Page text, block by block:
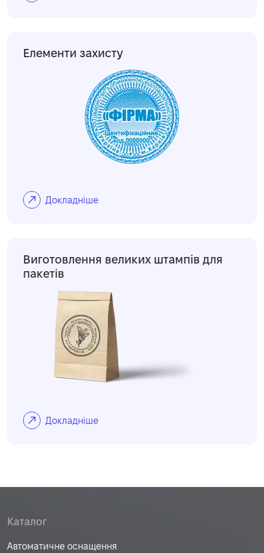
Елементи захисту
Докладніше
Виготовлення великих штампів для
пакетів
Докладніше
Каталог
Автоматичне оснащення